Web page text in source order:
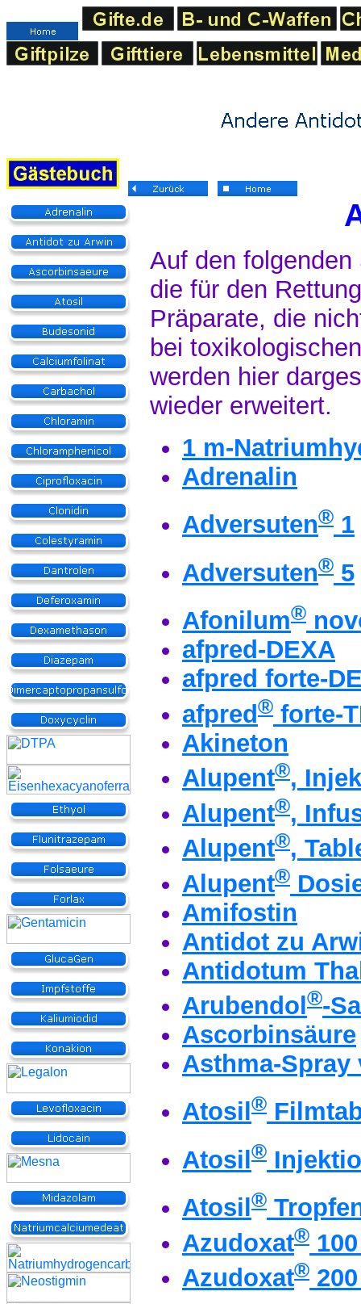
Auf den
die für den
Präparate, die
bei
werden hier
wieder erweitert.
1 m-
Adrenalin
Adversuten® 1
Adversuten® 5
Afonilum®
afpred-DEXA
afpred forte-
afpred ® forte-
Akineton
Alupent®,
Alupent®,
Alupent®,
Alupent®
Amifostin
Antidot zu
Antidotum
Arubendol ®-
Ascorbinsäure
Asthma-Spray
Atosil ®
Atosil ®
Atosil ®
Azudoxat®
Azudoxat®